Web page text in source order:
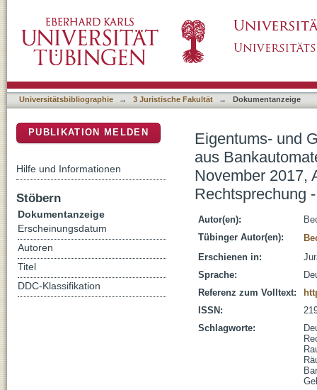
Nicht-Kontoinhaber : Beschluss vom 16.
Rechtsprechung - Strafrecht
Universitätsbibliographie → 3 Juristische Fakultät → Dokumentanzeige
Eigentums- und
aus
November 2017,
Rechtsprechung
Autor(en):
Tübinger Autor(en):
Erschienen in:
Sprache:
Referenz zum Volltext:
ISSN:
Schlagworte:
PUBLIKATION MELDEN
Hilfe und Informationen
Stöbern
Dokumentanzeige
Erscheinungsdatum
Autoren
Titel
DDC-Klassifikation